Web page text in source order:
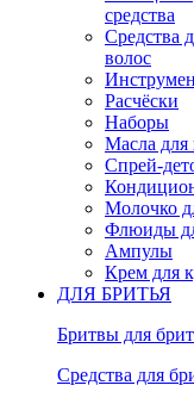
средства
Средства
волос
Расчёски
Наборы
Масла для
Спрей-
Молочко
Флюиды
Ампулы
Крем для
ДЛЯ БРИТЬЯ
Бритвы для
Средства для